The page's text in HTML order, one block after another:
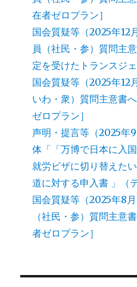
在者ゼロプラン］
国会質疑等（2025年12
員（社民・参）質問主
定を受けたトランスジ
国会質疑等（2025年12
いわ・衆）質問主意書
ゼロプラン］
声明・提言等（2025年
体「「万博で日本に入
就労ビザに切り替えた
道に対する申入書 」（
国会質疑等（2025年8
（社民・参）質問主意
者ゼロプラン］